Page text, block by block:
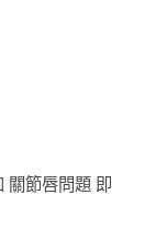
關節唇問題 即